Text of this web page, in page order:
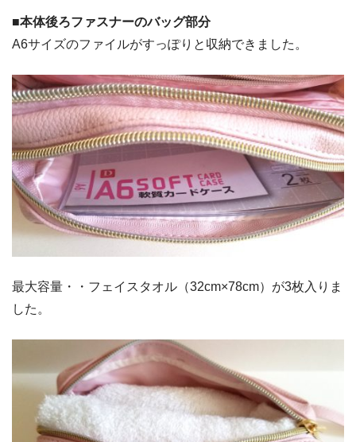
■本体後ろファスナーのバッグ部分
A6サイズのファイルがすっぽりと収納できました。
最大容量・・フェイスタオル（32cm×78cm）が3枚入りま
した。